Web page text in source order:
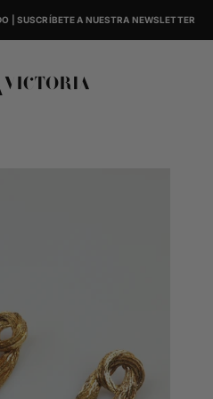
| SUSCRÍBETE A NUESTRA NEWSLETTER